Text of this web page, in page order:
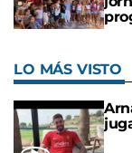
LO MÁS VISTO